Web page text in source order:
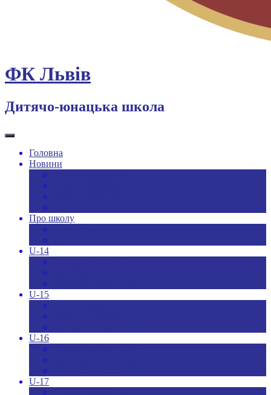
ФК Львів
Дитячо-юнацька школа
Головна
Новини
Про школу
U-14
U-15
U-16
U-17